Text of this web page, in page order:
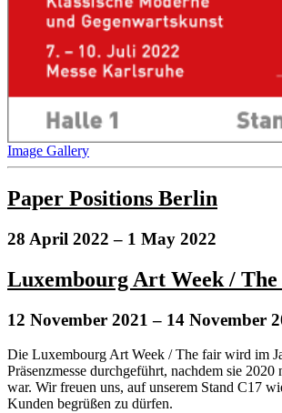
Image Gallery
Paper Positions Berlin
28 April 2022 – 1 May 2022
Luxembourg Art Week /
12 November 2021 – 14 November
Die Luxembourg Art Week / The fair wird im
Präsenzmesse durchgeführt, nachdem sie 2020
war. Wir freuen uns, auf unserem Stand C17
Kunden begrüßen zu dürfen.